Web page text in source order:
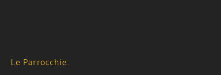
Le Parrocchie: